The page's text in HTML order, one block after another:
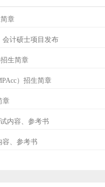
章
会计硕士项目发布
生简章
）招生简章
章
内容、参考书
容、参考书